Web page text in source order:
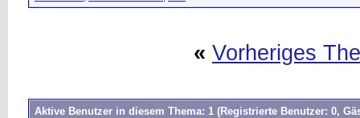
« Vorheriges
Aktive Benutzer in diesem Thema: 1 (Registrierte Benutzer: 0,